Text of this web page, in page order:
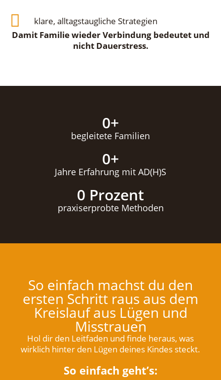
klare, alltagstaugliche Strategien
Damit Familie wieder Verbindung bedeutet und
nicht Dauerstress.
begleitete Familien
0+
Jahre Erfahrung mit AD(H)S
0+
praxiserprobte Methoden
0 Prozent
So einfach machst du den
ersten Schritt raus aus dem
Kreislauf aus Lügen und
Misstrauen
Hol dir den Leitfaden und finde heraus, was
wirklich hinter den Lügen deines Kindes steckt.
So einfach geht’s: